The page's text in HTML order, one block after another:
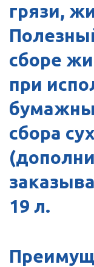
грязи,
сборе
при
сбора
19 л.